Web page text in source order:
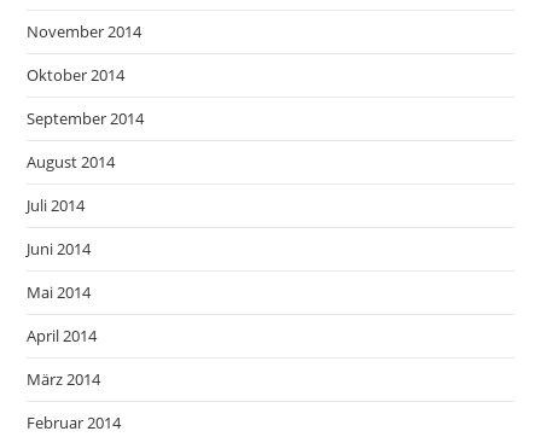
November 2014
Oktober 2014
September 2014
August 2014
Juli 2014
Juni 2014
Mai 2014
April 2014
März 2014
Februar 2014